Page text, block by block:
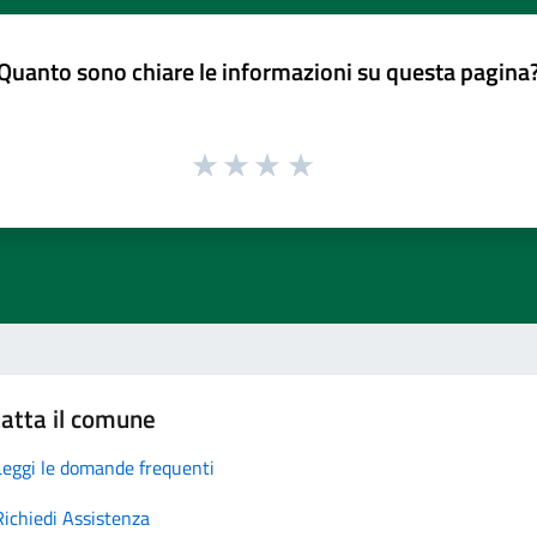
sono chiare le informazioni su questa
il comune
le domande frequenti
Assistenza